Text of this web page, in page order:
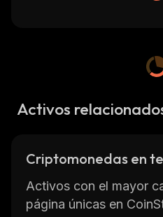
Activos
Criptomonedas en
Activos con el mayor
página únicas en